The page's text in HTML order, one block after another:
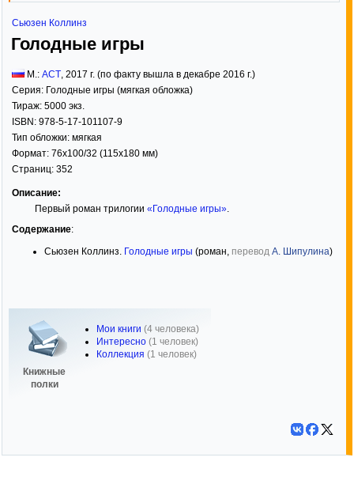
Сьюзен Коллинз
Голодные игры
М.: АСТ, 2017 г. (по факту вышла в декабре 2016 г.)
Серия: Голодные игры (мягкая обложка)
Тираж: 5000 экз.
ISBN: 978-5-17-101107-9
Тип обложки: мягкая
Формат: 76x100/32 (115x180 мм)
Страниц: 352
Описание:
Первый роман трилогии «Голодные игры».
Содержание:
Сьюзен Коллинз. Голодные игры (роман, перевод А. Шипулина)
Книжные
полки
Мои книги (4 человека)
Интересно (1 человек)
Коллекция (1 человек)